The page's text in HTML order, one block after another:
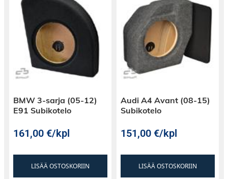
BMW 3-sarja (05-12)
E91 Subikotelo
161,00€/kpl
LISÄÄ OSTOSKORIIN
Audi A4 Avant (08-15)
Subikotelo
151,00€/kpl
LISÄÄ OSTOSKORIIN